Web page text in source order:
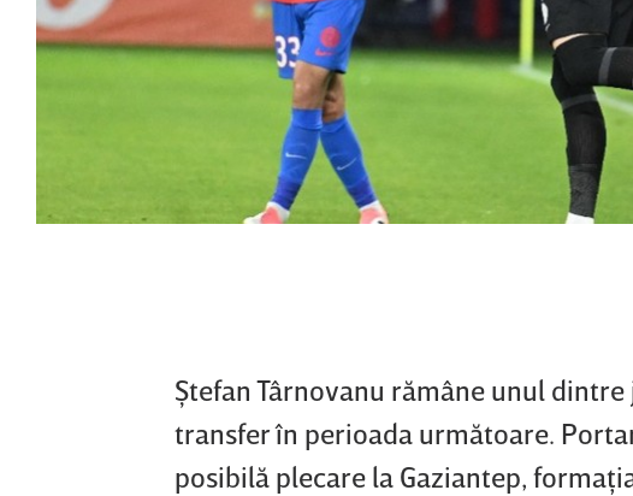
Ştefan Târnovanu rămâne unul
transfer în perioada următoare.
posibilă plecare la Gaziantep,